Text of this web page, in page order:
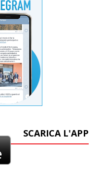
SCARICA L'APP